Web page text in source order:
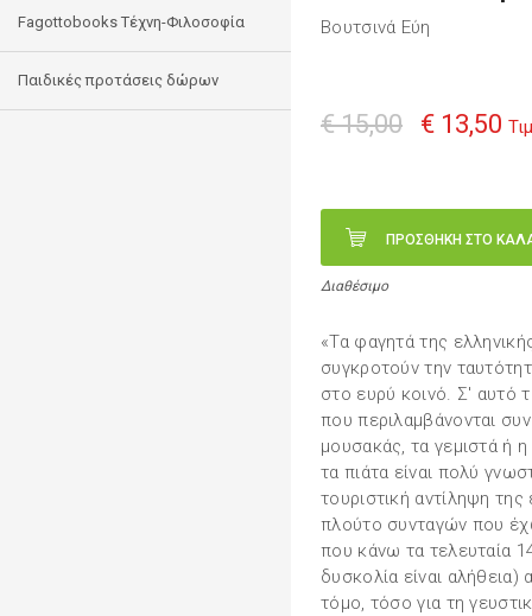
Fagottobooks Τέχνη-Φιλοσοφία
Παιδικές προτάσεις δώρων
Βουτσινά Εύη
€ 15,00 € 13,50
ΠΡΟΣΘΗΚΗ ΣΤΟ
Διαθέσιμο
«Τα φαγητά της
συγκροτούν την
στο ευρύ κοινό. Σ' αυτό
που περιλαμβάνονται
μουσακάς, τα γεμιστά ή
τα πιάτα είναι πολύ
τουριστική αντίληψη
πλούτο συνταγών που
που κάνω τα τελευταία
δυσκολία είναι
τόμο, τόσο για τη